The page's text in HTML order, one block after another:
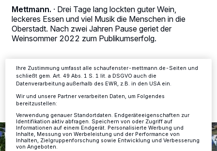
Mettmann. · Drei Tage lang lockten guter Wein,
leckeres Essen und viel Musik die Menschen in die
Oberstadt. Nach zwei Jahren Pause geriet der
Weinsommer 2022 zum Publikumserfolg.
07.07.2022 , 12:57 Uhr Eine Minute Lesezeit
Zwecke. Wenn Tracker deaktiviert sind, sind manche Inhalte und
Anzeigen möglicherweise nicht mehr so relevant für Sie. Sie können
dieses Menü jederzeit wieder aufrufen, um Ihre Einstellungen zu
ändern oder Ihre Einwilligung zu widerrufen, indem Sie auf den Link
Einstellungen oder Ablehnen am unteren Rand der Webseite klicken.
Ihre Zustimmung umfasst alle schaufenster-mettmann.de-Seiten und
schließt gem. Art. 49 Abs. 1 S. 1 lit. a DSGVO auch die
Datenverarbeitung außerhalb des EWR, z.B. in den USA ein.
Wir und unsere Partner verarbeiten Daten, um Folgendes
bereitzustellen:
Verwendung genauer Standortdaten. Endgeräteeigenschaften zur
Identifikation aktiv abfragen. Speichern von oder Zugriff auf
Informationen auf einem Endgerät. Personalisierte Werbung und
Inhalte, Messung von Werbeleistung und der Performance von
Inhalten, Zielgruppenforschung sowie Entwicklung und Verbesserung
von Angeboten.